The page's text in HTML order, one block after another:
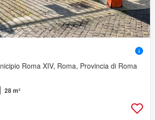
Roma XIV, Roma, Provincia di Roma
28 m²